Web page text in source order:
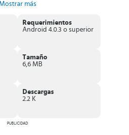
de Entutele
y funciones que la hacen una de las
de estas son las siguientes:
más de 200 canales
los horarios
posee una versión paga llamada
” que te permite tener
Mostrar más
Requerimientos
Android 4.0.3 o superior
Tamaño
6,6 MB
Descargas
2.2 K
PUBLICIDAD